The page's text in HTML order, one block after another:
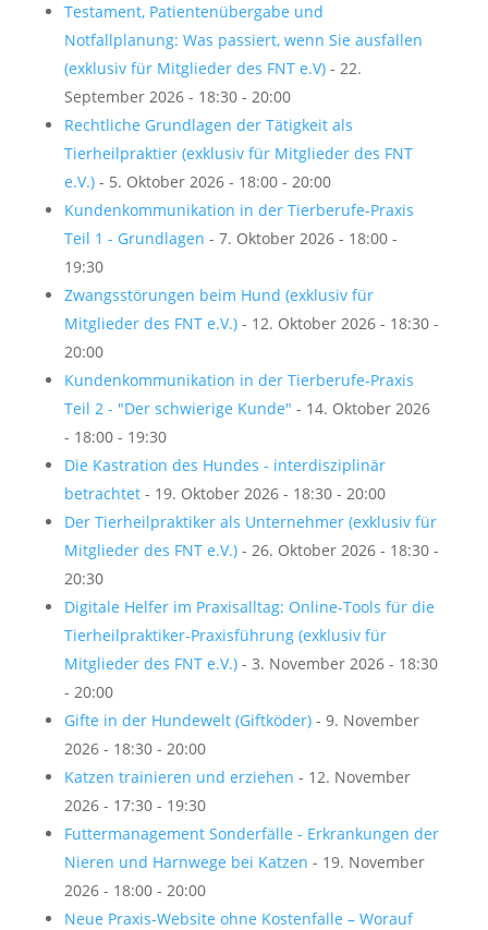
Testament, Patientenübergabe und
Notfallplanung: Was passiert, wenn Sie ausfallen
(exklusiv für Mitglieder des FNT e.V)- 22.
September 2026 - 18:30 - 20:00
Rechtliche Grundlagen der Tätigkeit als
Tierheilpraktier (exklusiv für Mitglieder des FNT
e.V.)- 5. Oktober 2026 - 18:00 - 20:00
Kundenkommunikation in der Tierberufe-Praxis
Teil 1 - Grundlagen - 7. Oktober 2026 - 18:00 -
19:30
Zwangsstörungen beim Hund (exklusiv für
Mitglieder des FNT e.V.)- 12. Oktober 2026 - 18:30 -
20:00
Kundenkommunikation in der Tierberufe-Praxis
Teil 2 - "Der schwierige Kunde" - 14. Oktober 2026
- 18:00 - 19:30
Die Kastration des Hundes - interdisziplinär
betrachtet- 19. Oktober 2026 - 18:30 - 20:00
Der Tierheilpraktiker als Unternehmer (exklusiv für
Mitglieder des FNT e.V.)- 26. Oktober 2026 - 18:30 -
20:30
Digitale Helfer im Praxisalltag: Online-Tools für die
Tierheilpraktiker-Praxisführung (exklusiv für
Mitglieder des FNT e.V.)- 3. November 2026 - 18:30
- 20:00
Gifte in der Hundewelt (Giftköder)- 9. November
2026 - 18:30 - 20:00
Katzen trainieren und erziehen - 12. November
2026 - 17:30 - 19:30
Futtermanagement Sonderfälle - Erkrankungen der
Nieren und Harnwege bei Katzen - 19. November
2026 - 18:00 - 20:00
Neue Praxis-Website ohne Kostenfalle – Worauf